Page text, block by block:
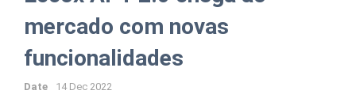
mercado com novas
funcionalidades
Date 14 Dec 2022